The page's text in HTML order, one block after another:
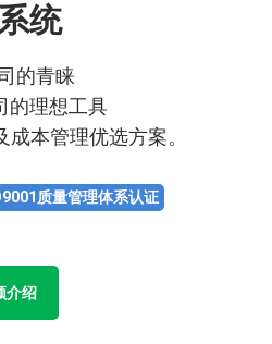
统
的青睐
的理想工具
本管理优选方案。
质量管理体系认证
介绍